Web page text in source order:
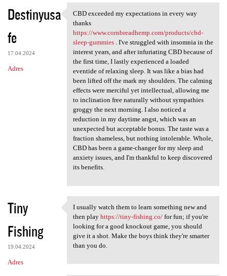
K
o
m
e
n
Destinyusa
fe
17.04.2024
Adres
CBD exceeded my expectations
CBD exceeded my expectations in every way
thanks
https://www.cornbreadhemp.com/products/cbd-
sleep-gummies. I've struggled with insomnia in the
interest years, and after infuriating CBD because of
the first time, I lastly experienced a loaded
eventide of relaxing sleep. It was like a bias had
been lifted off the mark my shoulders. The calming
effects were merciful yet intellectual, allowing me
to inclination free naturally without sympathies
groggy the next morning. I also noticed a
reduction in my daytime angst, which was an
unexpected but acceptable bonus. The taste was a
fraction shameless, but nothing intolerable. Whole,
CBD has been a game-changer for my sleep and
anxiety issues, and I'm thankful to keep discovered
its benefits.
Tiny
Fishing
19.04.2024
Adres
I usually watch them to learn
I usually watch them to learn something new and
then play https://tiny-fishing.co/for fun; if you're
looking for a good knockout game, you should
give it a shot. Make the boys think they're smarter
than you do.